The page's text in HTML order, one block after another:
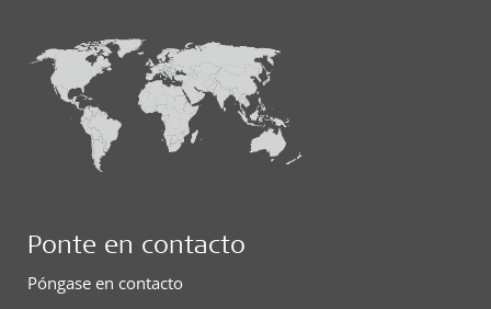
Ponte en contacto
Póngase en contacto